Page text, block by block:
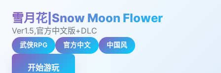
雪月花|Snow Moon Flower
Ver1.5,官方中文版+DLC
武侠RPG 官方中文 中国风
开始游玩